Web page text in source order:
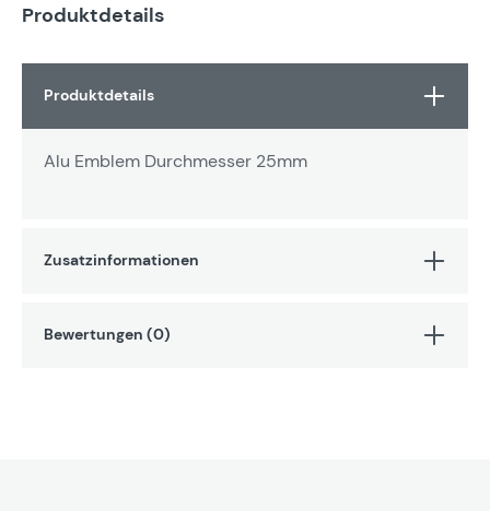
Produktdetails
Produktdetails
Alu Emblem Durchmesser 25mm
Zusatzinformationen
Bewertungen (0)